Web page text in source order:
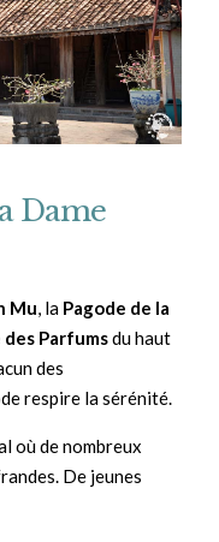
Dame
Mu, la Pagode de la
des Parfumsdu haut
des
respire la sérénité.
où de nombreux
De jeunes